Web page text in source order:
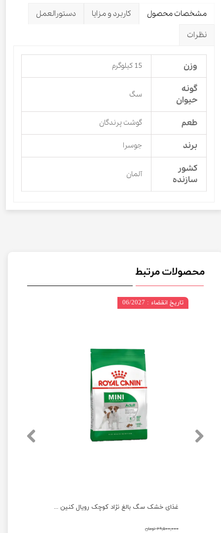
مشخصات محصول کاربرد و مزایا
دستورالعمل
نظرات
وزن 15 کیلوگرم
گونه
حیوان
سگ
طعم گوشت پرندگان
برند جوسرا
کشور
سازنده
آلمان
محصولات مرتبط
غذای خشک سگ بالغ نژاد کوچک رویال کنین وزن 8 کیلوگرم
۲۹,۵۰۰,۰۰۰ تومان
تاریخ انقضاء : 06/2027